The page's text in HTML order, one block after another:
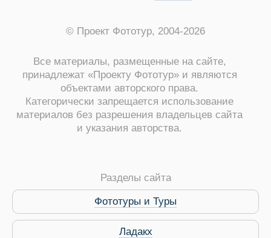
© Проект Фототур, 2004-2026
Все материалы, размещенные на сайте,
принадлежат «Проекту Фототур» и являются
объектами авторского права.
Категорически запрещается использование
материалов без разрешения владельцев сайта
и указания авторства.
Разделы сайта
Фототуры и Туры
Ладакх